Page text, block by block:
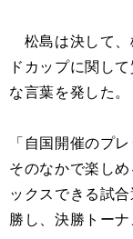
松島は決して、
ドカップに関し
な言葉を発した。
「自国開催のプ
そのなかで楽し
ックスできる試
勝し、決勝トーナ